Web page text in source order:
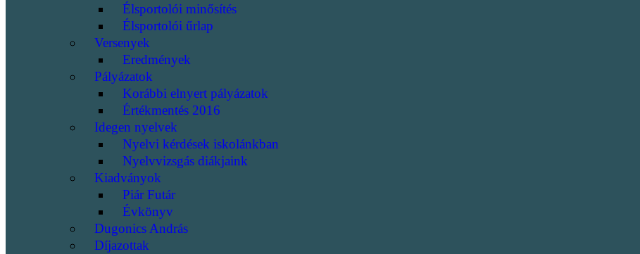
Élsportolói minősítés
Élsportolói űrlap
Versenyek
Eredmények
Pályázatok
Korábbi elnyert pályázatok
Értékmentés 2016
Idegen nyelvek
Nyelvi kérdések iskolánkban
Nyelvvizsgás diákjaink
Kiadványok
Piár Futár
Évkönyv
Dugonics András
Díjazottak